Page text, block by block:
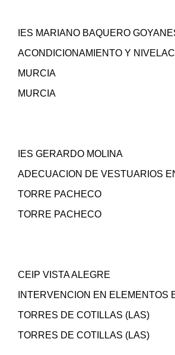
IES MARIANO BAQUERO
ACONDICIONAMIENTO Y
MURCIA
MURCIA
IES GERARDO MOLINA
ADECUACION DE VESTUARIOS
TORRE PACHECO
TORRE PACHECO
CEIP VISTA ALEGRE
INTERVENCION EN
TORRES DE COTILLAS (LAS)
TORRES DE COTILLAS (LAS)